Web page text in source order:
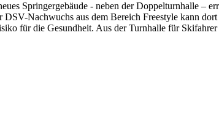
Springergebäude - neben der Doppelturnhalle –
Nachwuchs aus dem Bereich Freestyle kann
für die Gesundheit. Aus der Turnhalle für